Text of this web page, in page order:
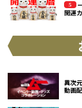
開運
異次
動画